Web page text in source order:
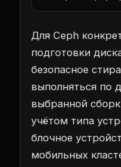
Для Ceph
подготовки
безопасное
выполняться по
выбранной
учётом типа
блочное
мобильных